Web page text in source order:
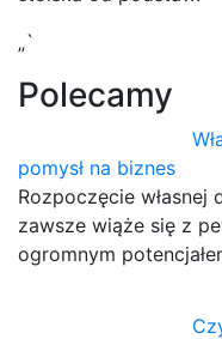
„`
Polecamy
pomysł na biznes
Rozpoczęcie własnej
zawsze wiąże się z
ogromnym